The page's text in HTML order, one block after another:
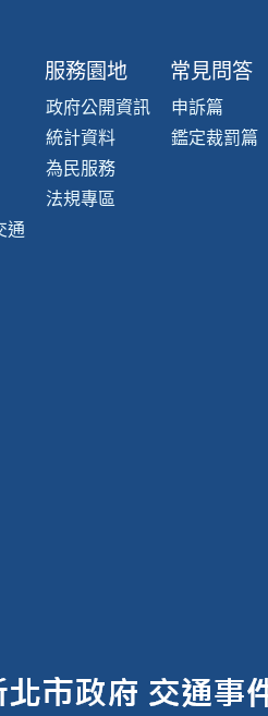
通
服務園地
政府公開資訊
統計資料
為民服務
法規專區
常見問答
申訴篇
鑑定裁罰篇